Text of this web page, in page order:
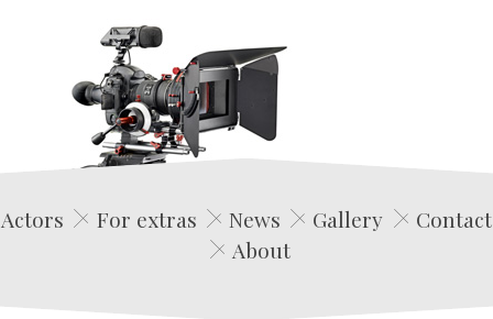
Edwin Film Agencja Aktorska
Actors For extras News Gallery
Contact
About